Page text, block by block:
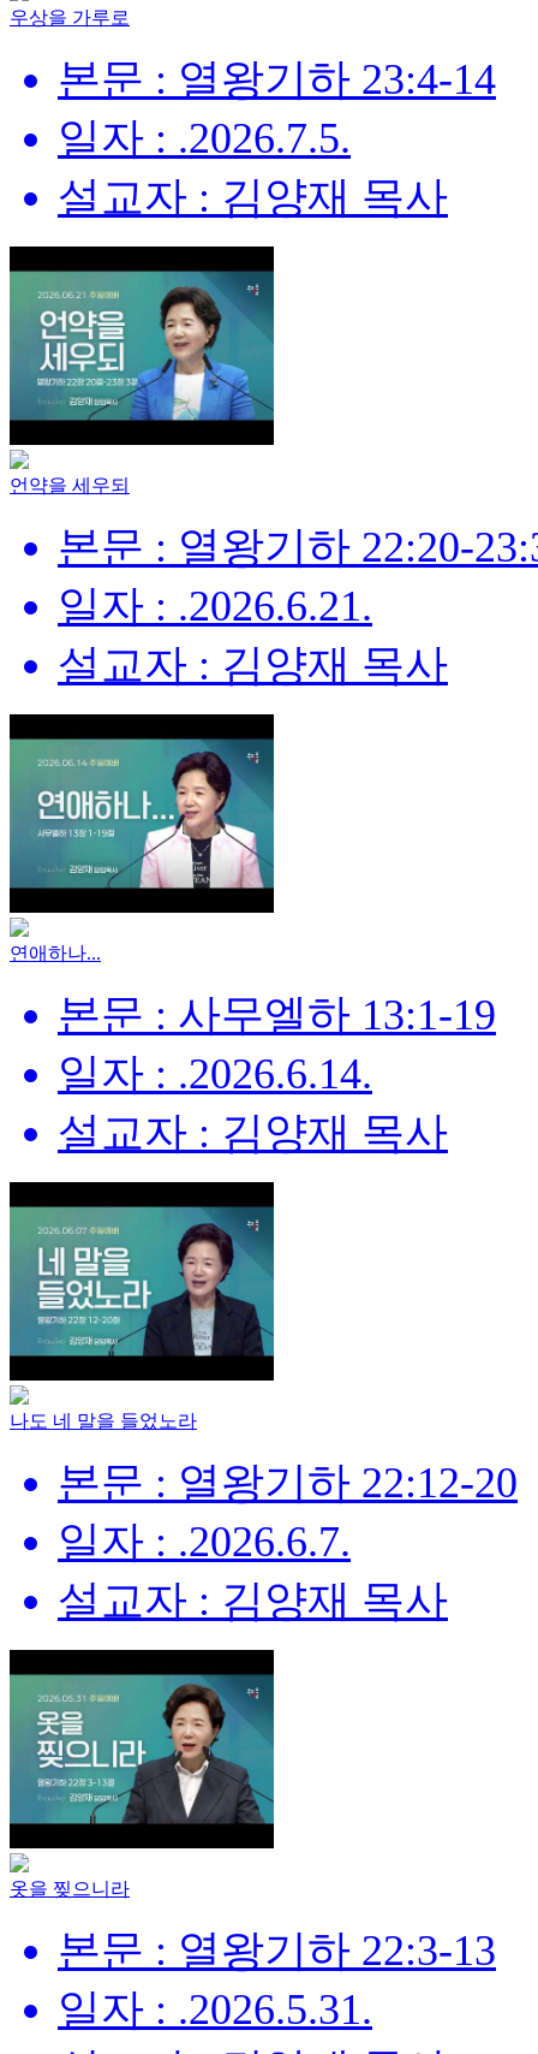
우상을 가루로
본문 : 열왕기하 23:4-14
일자 : .2026.7.5.
설교자 : 김양재 목사
언약을 세우되
본문 : 열왕기하 22:20-
일자 : .2026.6.21.
설교자 : 김양재 목사
연애하나...
본문 : 사무엘하 13:1-19
일자 : .2026.6.14.
설교자 : 김양재 목사
나도 네 말을 들었노라
본문 : 열왕기하 22:12-20
일자 : .2026.6.7.
설교자 : 김양재 목사
옷을 찢으니라
본문 : 열왕기하 22:3-13
일자 : .2026.5.31.